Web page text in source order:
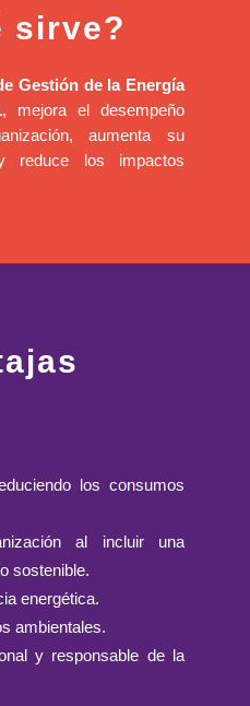
sirve?
Gestión de la Energía
, mejora el desempeño
aumenta su
reduce los impactos
los consumos
al incluir una
sostenible.
energética.
ambientales.
y responsable de la